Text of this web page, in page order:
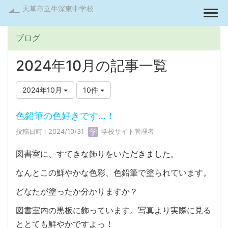
天草市立牛深東中学校
ブログ
2024年10月の記事一覧
2024年10月 10件
色鉛筆の色好きです…！
投稿日時 : 2024/10/31 学校サイト管理者
図書室に、すてきな飾りをいただきました。
なんとこの鮮やかな色彩、色鉛筆で塗られています。
どなたが塗ったか分かりますか？
図書室内の黒板に飾っています。写真より実際に見る
ととても鮮やかですよっ！